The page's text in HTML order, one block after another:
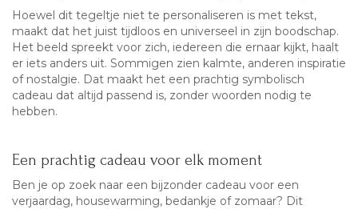
Hoewel dit tegeltje niet te personaliseren is met tekst,
maakt dat het juist tijdloos en universeel in zijn boodschap.
Het beeld spreekt voor zich, iedereen die ernaar kijkt, haalt
er iets anders uit. Sommigen zien kalmte, anderen inspiratie
of nostalgie. Dat maakt het een prachtig symbolisch
cadeau dat altijd passend is, zonder woorden nodig te
hebben.
Een prachtig cadeau voor elk moment
Ben je op zoek naar een bijzonder cadeau voor een
verjaardag, housewarming, bedankje of zomaar? Dit